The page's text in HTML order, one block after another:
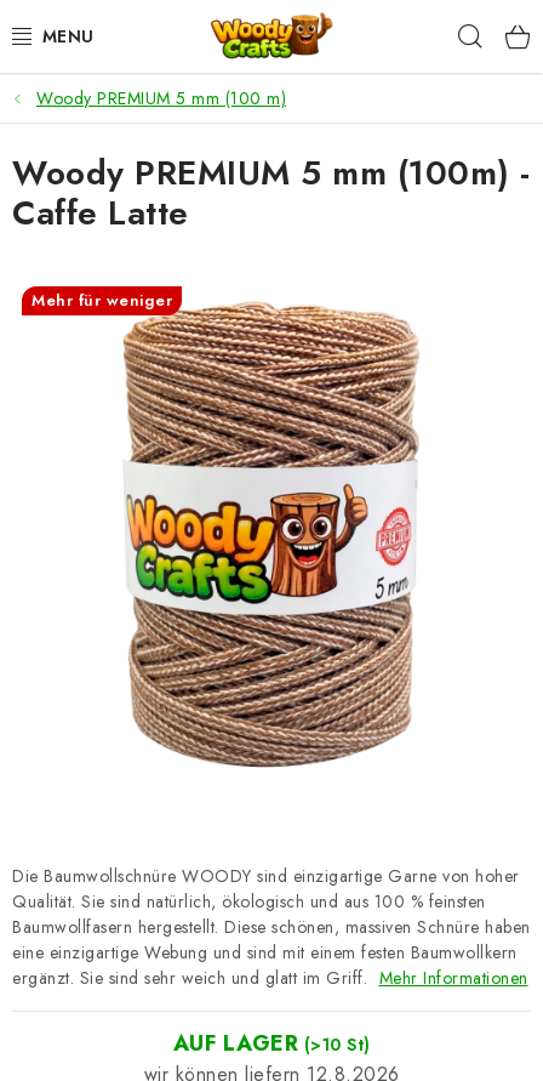
Inhalt
HÄKELN
FLECHTEN
BASTELSETS
ZUBEHÖR ZUM HÄKELN
WOODY GARN
WOODY PREMIUM 5 MM
Zahlung & Versand
Nachhaltigkeit
Rücksendungen und Reklamationen
Kontakt
AGB
Datenschutzerklärung
Impressum
Woody PREMIUM 5 mm (100 m)
Die Baumwollschnüre WOODY sind einzigartige Garne von hoher
Qualität. Sie sind natürlich, ökologisch und aus 100 % feinsten
Baumwollfasern hergestellt. Diese schönen, massiven Schnüre haben
eine einzigartige Webung und sind mit einem festen Baumwollkern
ergänzt. Sie sind sehr weich und glatt im Griff. Mehr Informationen
AUF LAGER (>10 St)
12.8.2026
Woody PREMIUM 5 mm (100m) -
Caffe Latte
Mehr für weniger